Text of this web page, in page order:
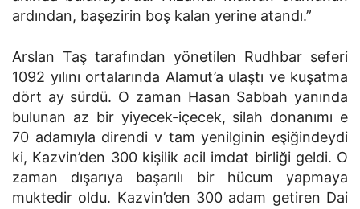
ardından, başezirin boş kalan yerine atandı.”
Arslan Taş tarafından yönetilen Rudhbar seferi
1092 yılını ortalarında Alamut’a ulaştı ve kuşatma
dört ay sürdü. O zaman Hasan Sabbah yanında
bulunan az bir yiyecek-içecek, silah donanımı e
70 adamıyla direndi v tam yenilginin eşiğindeydi
ki, Kazvin’den 300 kişilik acil imdat birliği geldi. O
zaman dışarıya başarılı bir hücum yapmaya
muktedir oldu. Kazvin’den 300 adam getiren Dai